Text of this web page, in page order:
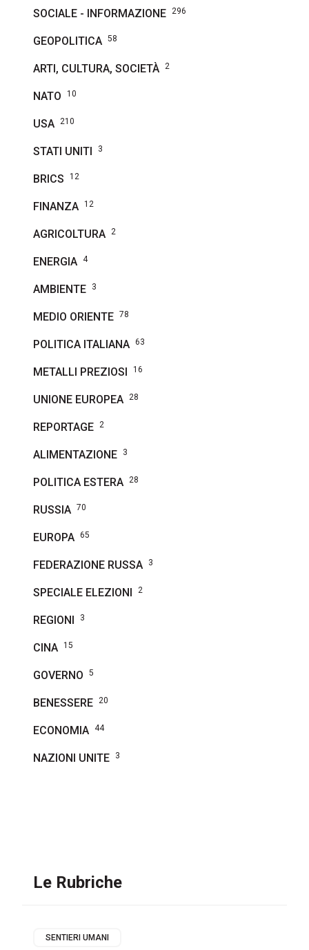
SOCIALE - INFORMAZIONE 296
GEOPOLITICA 58
ARTI, CULTURA, SOCIETÀ 2
NATO 10
USA 210
STATI UNITI 3
BRICS 12
FINANZA 12
AGRICOLTURA 2
ENERGIA 4
AMBIENTE 3
MEDIO ORIENTE 78
POLITICA ITALIANA 63
METALLI PREZIOSI 16
UNIONE EUROPEA 28
REPORTAGE 2
ALIMENTAZIONE 3
POLITICA ESTERA 28
RUSSIA 70
EUROPA 65
FEDERAZIONE RUSSA 3
SPECIALE ELEZIONI 2
REGIONI 3
CINA 15
GOVERNO 5
BENESSERE 20
ECONOMIA 44
NAZIONI UNITE 3
Le Rubriche
SENTIERI UMANI